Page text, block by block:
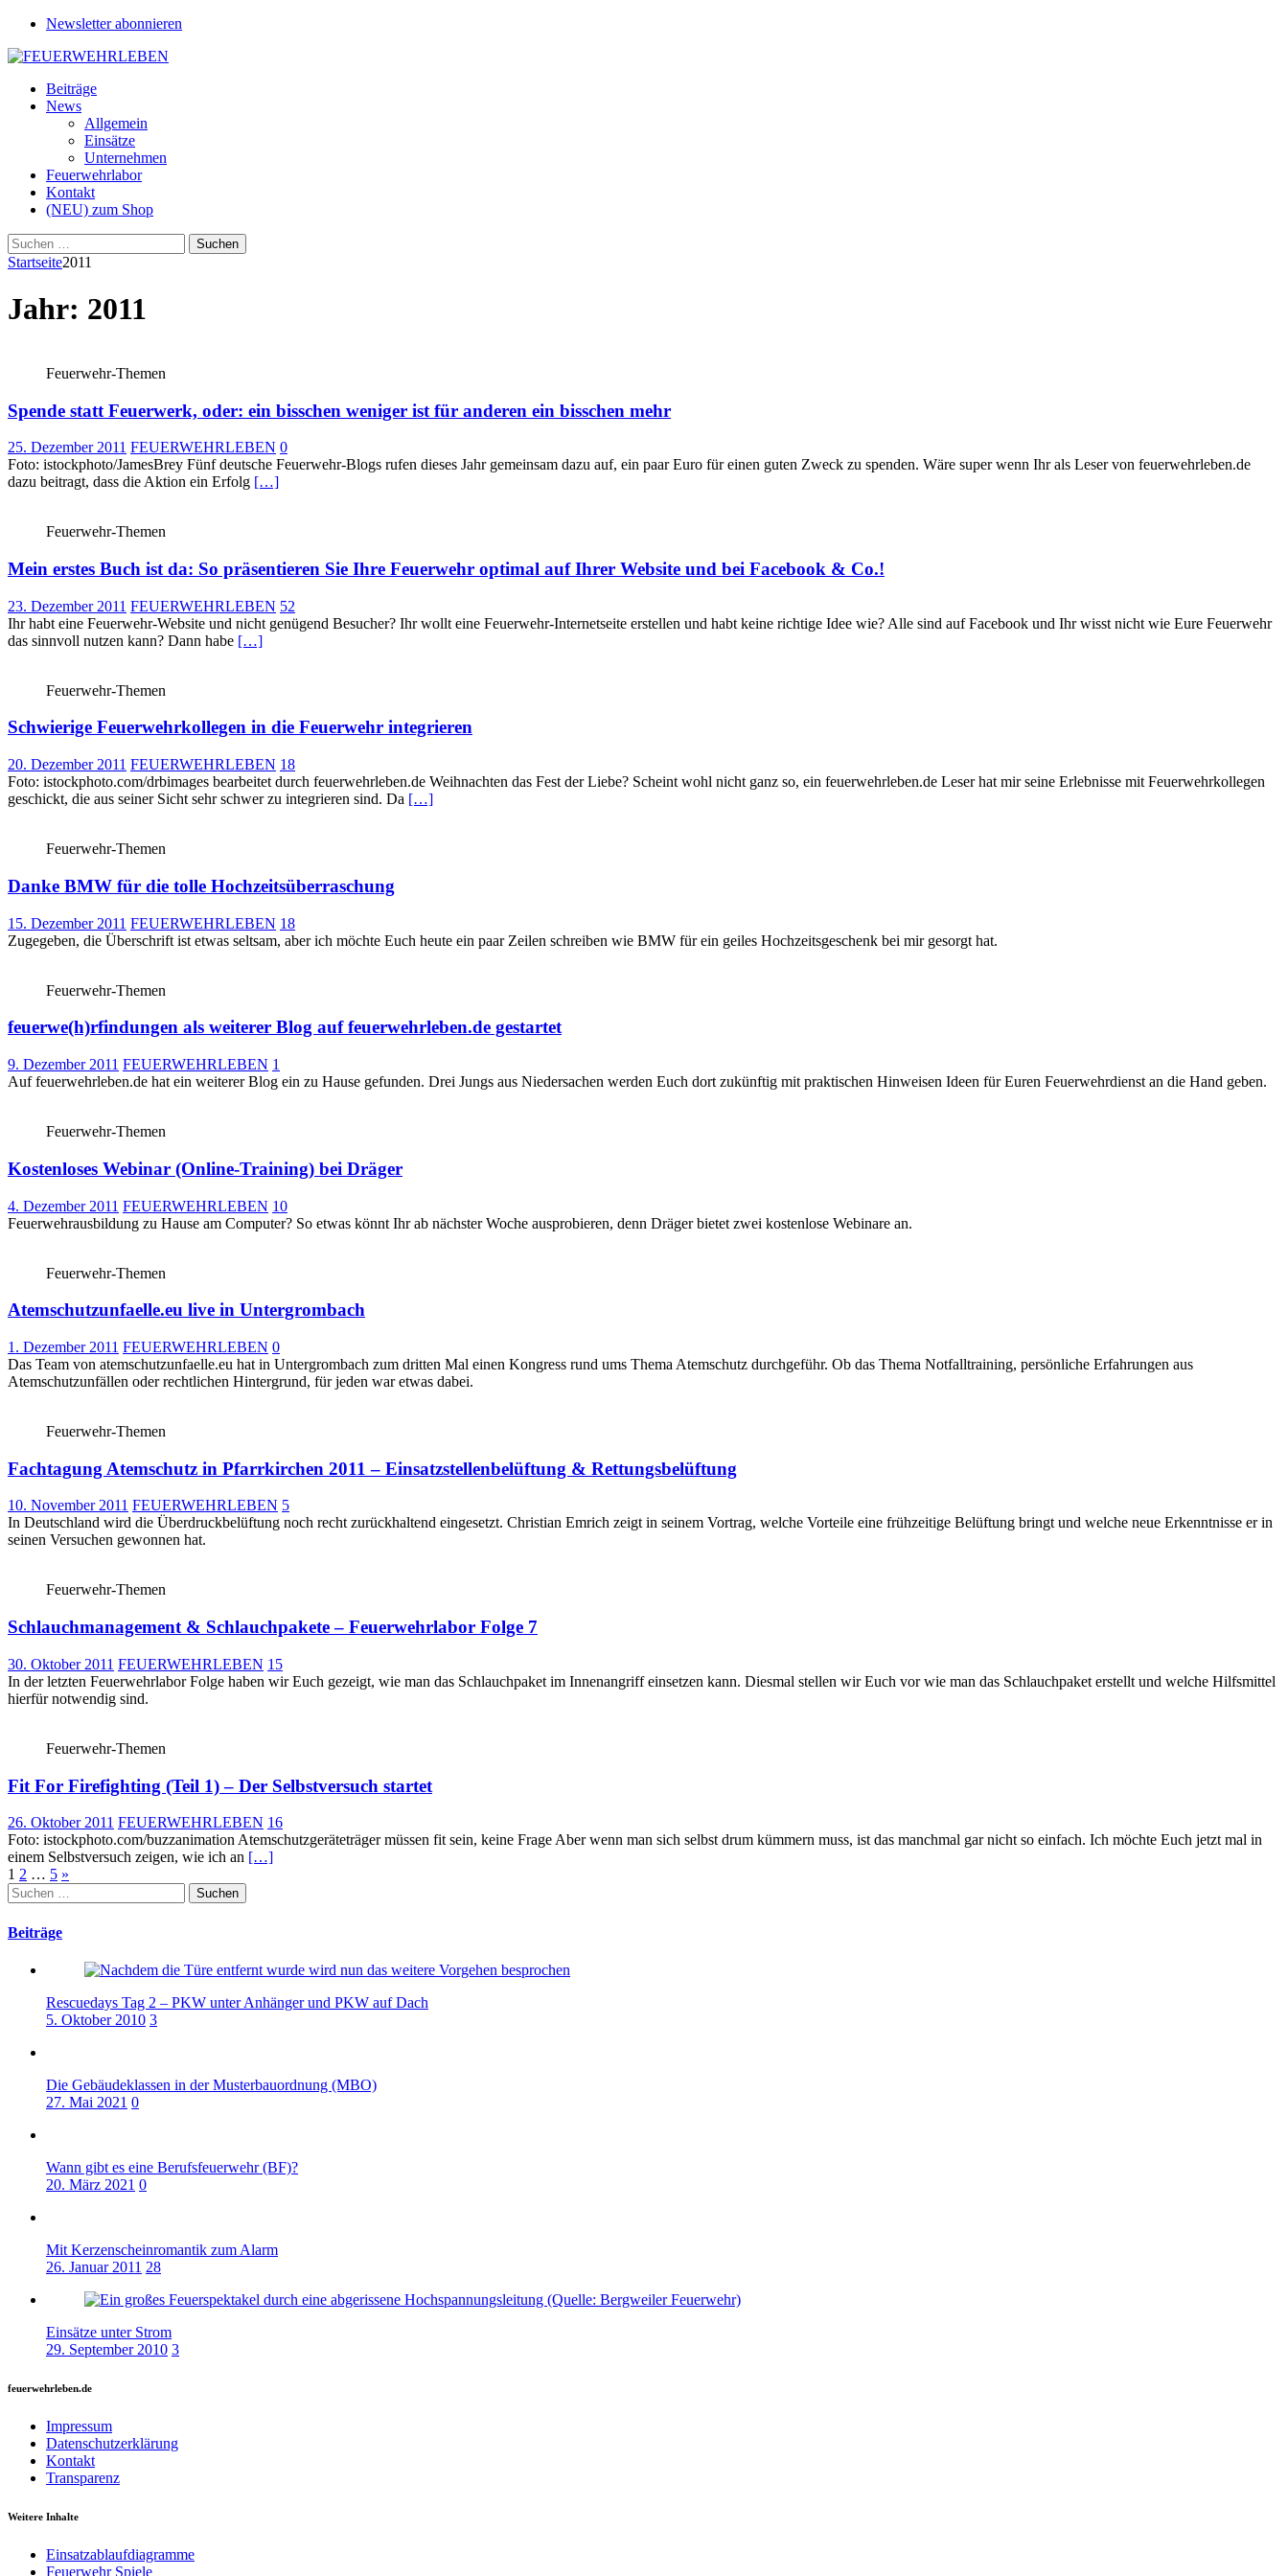
Newsletter abonnieren
Beiträge
News
Allgemein
Einsätze
Unternehmen
Feuerwehrlabor
Kontakt
(NEU) zum Shop
Suchen
nach:
Startseite2011
Jahr: 2011
Feuerwehr-Themen
Spende statt Feuerwerk, oder: ein bisschen weniger ist für anderen ein bisschen mehr
25. Dezember 2011 FEUERWEHRLEBEN 0
Foto: istockphoto/JamesBrey Fünf deutsche Feuerwehr-Blogs rufen dieses Jahr gemeinsam dazu auf, ein paar Euro für einen guten Zweck zu spenden. Wäre super wenn Ihr als Leser von feuerwehrleben.de
dazu beitragt, dass die Aktion ein Erfolg […]
Feuerwehr-Themen
Mein erstes Buch ist da: So präsentieren Sie Ihre Feuerwehr optimal auf Ihrer Website und bei Facebook & Co.!
23. Dezember 2011 FEUERWEHRLEBEN 52
Ihr habt eine Feuerwehr-Website und nicht genügend Besucher? Ihr wollt eine Feuerwehr-Internetseite erstellen und habt keine richtige Idee wie? Alle sind auf Facebook und Ihr wisst nicht wie Eure Feuerwehr
das sinnvoll nutzen kann? Dann habe […]
Feuerwehr-Themen
Schwierige Feuerwehrkollegen in die Feuerwehr integrieren
20. Dezember 2011 FEUERWEHRLEBEN 18
Foto: istockphoto.com/drbimages bearbeitet durch feuerwehrleben.de Weihnachten das Fest der Liebe? Scheint wohl nicht ganz so, ein feuerwehrleben.de Leser hat mir seine Erlebnisse mit Feuerwehrkollegen
geschickt, die aus seiner Sicht sehr schwer zu integrieren sind. Da […]
Feuerwehr-Themen
Danke BMW für die tolle Hochzeitsüberraschung
15. Dezember 2011 FEUERWEHRLEBEN 18
Zugegeben, die Überschrift ist etwas seltsam, aber ich möchte Euch heute ein paar Zeilen schreiben wie BMW für ein geiles Hochzeitsgeschenk bei mir gesorgt hat.
Feuerwehr-Themen
feuerwe(h)rfindungen als weiterer Blog auf feuerwehrleben.de gestartet
9. Dezember 2011 FEUERWEHRLEBEN 1
Auf feuerwehrleben.de hat ein weiterer Blog ein zu Hause gefunden. Drei Jungs aus Niedersachen werden Euch dort zukünftig mit praktischen Hinweisen Ideen für Euren Feuerwehrdienst an die Hand geben.
Feuerwehr-Themen
Kostenloses Webinar (Online-Training) bei Dräger
4. Dezember 2011 FEUERWEHRLEBEN 10
Feuerwehrausbildung zu Hause am Computer? So etwas könnt Ihr ab nächster Woche ausprobieren, denn Dräger bietet zwei kostenlose Webinare an.
Feuerwehr-Themen
Atemschutzunfaelle.eu live in Untergrombach
1. Dezember 2011 FEUERWEHRLEBEN 0
Das Team von atemschutzunfaelle.eu hat in Untergrombach zum dritten Mal einen Kongress rund ums Thema Atemschutz durchgeführ. Ob das Thema Notfalltraining, persönliche Erfahrungen aus
Atemschutzunfällen oder rechtlichen Hintergrund, für jeden war etwas dabei.
Feuerwehr-Themen
Fachtagung Atemschutz in Pfarrkirchen 2011 – Einsatzstellenbelüftung & Rettungsbelüftung
10. November 2011 FEUERWEHRLEBEN 5
In Deutschland wird die Überdruckbelüftung noch recht zurückhaltend eingesetzt. Christian Emrich zeigt in seinem Vortrag, welche Vorteile eine frühzeitige Belüftung bringt und welche neue Erkenntnisse er in
seinen Versuchen gewonnen hat.
Feuerwehr-Themen
Schlauchmanagement & Schlauchpakete – Feuerwehrlabor Folge 7
30. Oktober 2011 FEUERWEHRLEBEN 15
In der letzten Feuerwehrlabor Folge haben wir Euch gezeigt, wie man das Schlauchpaket im Innenangriff einsetzen kann. Diesmal stellen wir Euch vor wie man das Schlauchpaket erstellt und welche Hilfsmittel
hierfür notwendig sind.
Feuerwehr-Themen
Fit For Firefighting (Teil 1) – Der Selbstversuch startet
26. Oktober 2011 FEUERWEHRLEBEN 16
Foto: istockphoto.com/buzzanimation Atemschutzgeräteträger müssen fit sein, keine Frage Aber wenn man sich selbst drum kümmern muss, ist das manchmal gar nicht so einfach. Ich möchte Euch jetzt mal in
einem Selbstversuch zeigen, wie ich an […]
Seitennummerierung
der
Beiträge
1 2 … 5 »
Suchen
nach:
Beiträge
Rescuedays Tag 2 – PKW unter Anhänger und PKW auf Dach
5. Oktober 2010 3
Die Gebäudeklassen in der Musterbauordnung (MBO)
27. Mai 2021 0
Wann gibt es eine Berufsfeuerwehr (BF)?
20. März 2021 0
Mit Kerzenscheinromantik zum Alarm
26. Januar 2011 28
Einsätze unter Strom
29. September 2010 3
feuerwehrleben.de
Impressum
Datenschutzerklärung
Kontakt
Transparenz
Weitere Inhalte
Einsatzablaufdiagramme
Feuerwehr Spiele